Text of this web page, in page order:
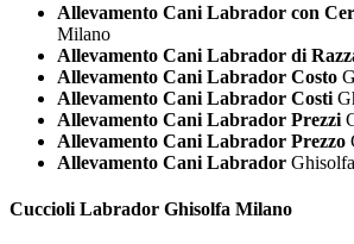
Allevamento Cani Labrador con
Milano
Allevamento Cani Labrador di
Allevamento Cani Labrador Costo
Allevamento Cani Labrador Costi
Allevamento Cani Labrador Prezzi
Allevamento Cani Labrador Prezzo
Allevamento Cani Labrador
Cuccioli Labrador Ghisolfa Milano